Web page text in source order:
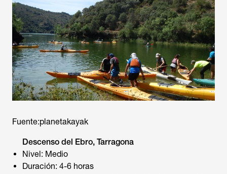
Fuente:planetakayak
Descenso del Ebro, Tarragona
Nivel: Medio
Duración: 4-6 horas